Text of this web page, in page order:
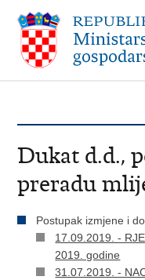
Dukat d.d.,
preradu
Postupak izmjene i
17.09.2019. -
2019. godine
31.07.2019. -